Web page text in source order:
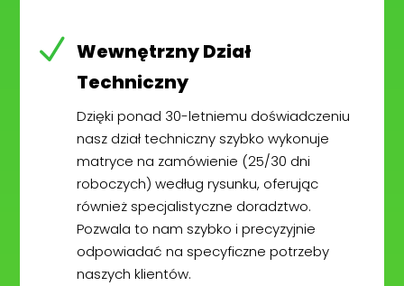
N Wewnętrzny Dział
Techniczny
Dzięki ponad 30-letniemu doświadczeniu
nasz dział techniczny szybko wykonuje
matryce na zamówienie (25/30 dni
roboczych) według rysunku, oferując
również specjalistyczne doradztwo.
Pozwala to nam szybko i precyzyjnie
odpowiadać na specyficzne potrzeby
naszych klientów.